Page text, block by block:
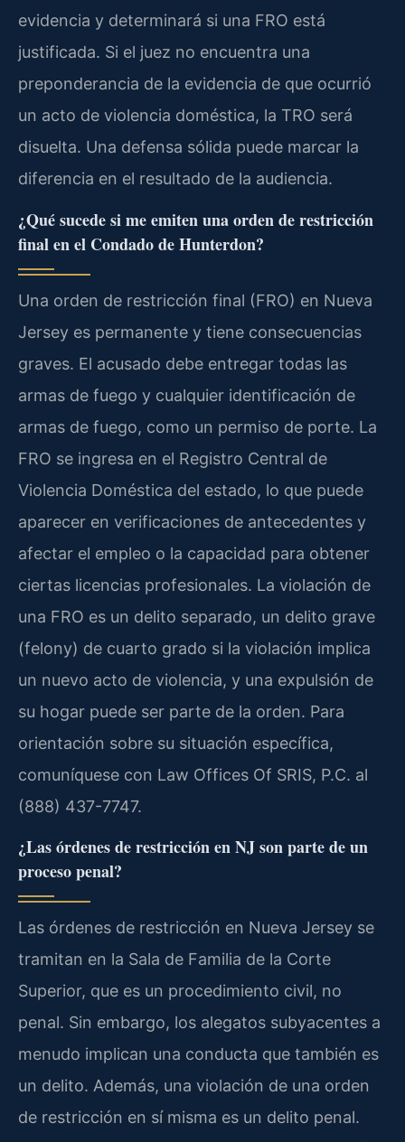
evidencia y determinará si una FRO está
justificada. Si el juez no encuentra una
preponderancia de la evidencia de que ocurrió
un acto de violencia doméstica, la TRO será
disuelta. Una defensa sólida puede marcar la
diferencia en el resultado de la audiencia.
¿Qué sucede si me emiten una orden de restricción
final en el Condado de Hunterdon?
Una orden de restricción final (FRO) en Nueva
Jersey es permanente y tiene consecuencias
graves. El acusado debe entregar todas las
armas de fuego y cualquier identificación de
armas de fuego, como un permiso de porte. La
FRO se ingresa en el Registro Central de
Violencia Doméstica del estado, lo que puede
aparecer en verificaciones de antecedentes y
afectar el empleo o la capacidad para obtener
ciertas licencias profesionales. La violación de
una FRO es un delito separado, un delito grave
(felony) de cuarto grado si la violación implica
un nuevo acto de violencia, y una expulsión de
su hogar puede ser parte de la orden. Para
orientación sobre su situación específica,
comuníquese con Law Offices Of SRIS, P.C. al
(888) 437-7747.
¿Las órdenes de restricción en NJ son parte de un
proceso penal?
Las órdenes de restricción en Nueva Jersey se
tramitan en la Sala de Familia de la Corte
Superior, que es un procedimiento civil, no
penal. Sin embargo, los alegatos subyacentes a
menudo implican una conducta que también es
un delito. Además, una violación de una orden
de restricción en sí misma es un delito penal.